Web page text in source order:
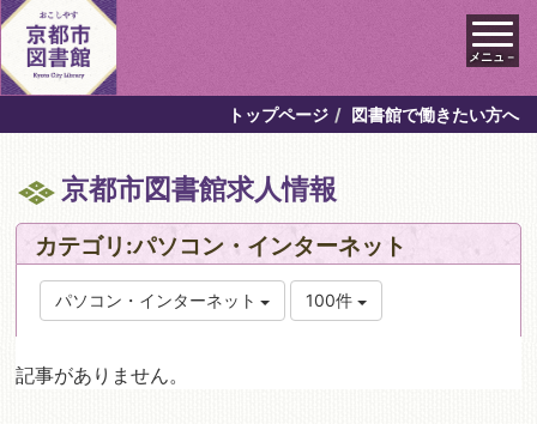
メニュ－
トップページ 図書館で働きたい方へ
京都市図書館求人情報
カテゴリ:パソコン・インターネット
パソコン・インターネット 100件
記事がありません。